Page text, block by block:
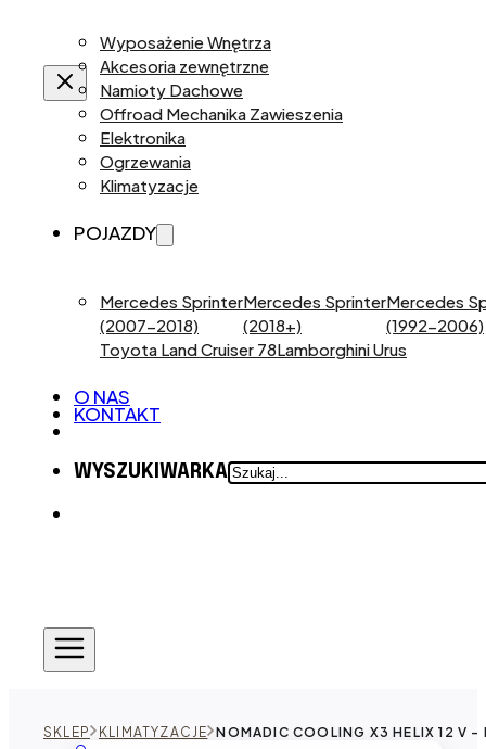
Wyposażenie Wnętrza
Akcesoria zewnętrzne
Namioty Dachowe
Offroad Mechanika Zawieszenia
Elektronika
Ogrzewania
Klimatyzacje
POJAZDY
Mercedes Sprinter
(2007-2018)
Mercedes Sprinter
(2018+)
Mercedes
(1992-2006)
Toyota Land Cruiser 78Lamborghini Urus
O NAS
KONTAKT
WYSZUKIWARKASZUKAJ
SKLEP KLIMATYZACJE NOMADIC COOLING X3 HELIX 12 V -